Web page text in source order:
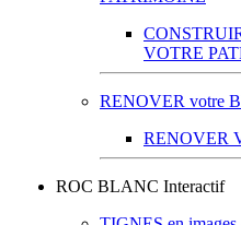
VOTRE
RENOVER votre
RENOVER
ROC BLANC Interactif